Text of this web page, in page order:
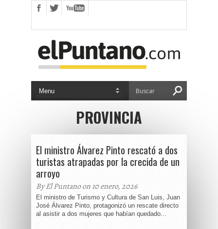
PROVINCIA
El ministro Álvarez Pinto rescató a dos
turistas atrapadas por la crecida de un
arroyo
By El Puntano on 10 enero, 2026
El ministro de Turismo y Cultura de San Luis, Juan
José Álvarez Pinto, protagonizó un rescate directo
al asistir a dos mujeres que habían quedado...